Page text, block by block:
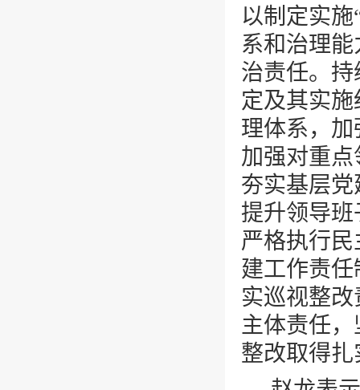
以制定实
系和治理
治责任。
定及其实
理体系，
加强对重
夯实基层
提升领导
严格执行
建工作责
实巡视整
主体责任
整改取得